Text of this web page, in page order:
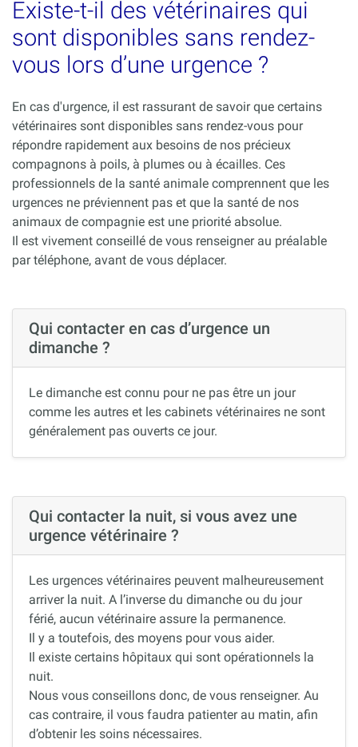
Existe-t-il des vétérinaires qui
sont disponibles sans rendez-
vous lors d’une urgence ?
En cas d'urgence, il est rassurant de savoir que certains
vétérinaires sont disponibles sans rendez-vous pour
répondre rapidement aux besoins de nos précieux
compagnons à poils, à plumes ou à écailles. Ces
professionnels de la santé animale comprennent que les
urgences ne préviennent pas et que la santé de nos
animaux de compagnie est une priorité absolue.
Il est vivement conseillé de vous renseigner au préalable
par téléphone, avant de vous déplacer.
Qui contacter en cas d’urgence un
dimanche ?
Le dimanche est connu pour ne pas être un jour
comme les autres et les cabinets vétérinaires ne sont
généralement pas ouverts ce jour.
Qui contacter la nuit, si vous avez une
urgence vétérinaire ?
Les urgences vétérinaires peuvent malheureusement
arriver la nuit. A l’inverse du dimanche ou du jour
férié, aucun vétérinaire assure la permanence.
Il y a toutefois, des moyens pour vous aider.
Il existe certains hôpitaux qui sont opérationnels la
nuit.
Nous vous conseillons donc, de vous renseigner. Au
cas contraire, il vous faudra patienter au matin, afin
d’obtenir les soins nécessaires.